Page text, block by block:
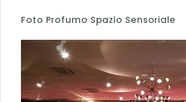
Foto Profumo Spazio Sensoriale